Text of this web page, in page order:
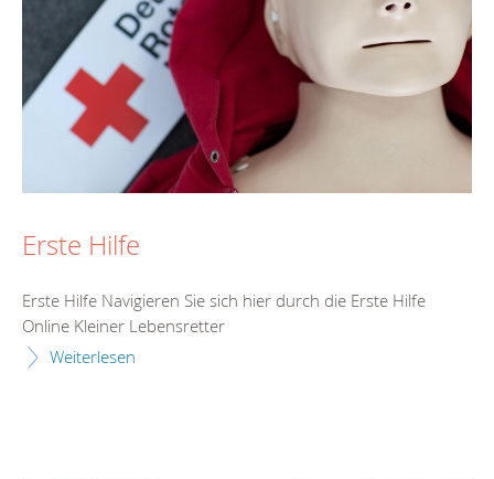
Erste Hilfe
Erste Hilfe Navigieren Sie sich hier durch die Erste Hilfe
Online Kleiner Lebensretter
Weiterlesen